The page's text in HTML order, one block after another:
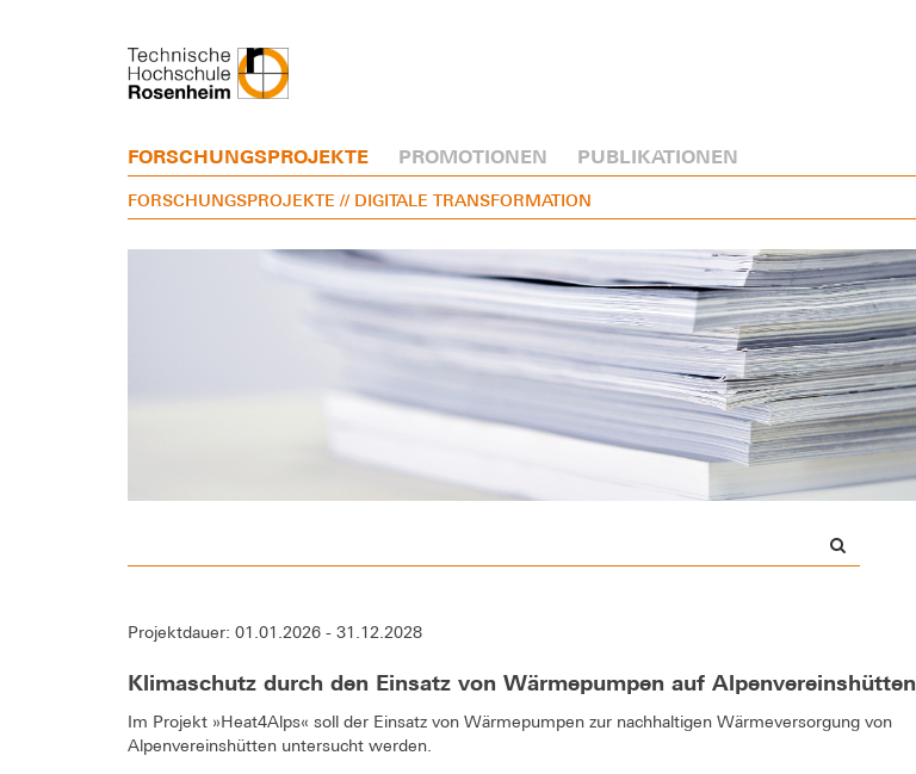
FORSCHUNGSPROJEKTE PROMOTIONEN PUBLIKATIONEN
FORSCHUNGSPROJEKTE // DIGITALE TRANSFORMATION
Projektdauer: 01.01.2026 - 31.12.2028
Klimaschutz durch den Einsatz von Wärmepumpen auf Alpenvereinshütten
Im Projekt »Heat4Alps« soll der Einsatz von Wärmepumpen zur nachhaltigen Wärmeversorgung von
Alpenvereinshütten untersucht werden.